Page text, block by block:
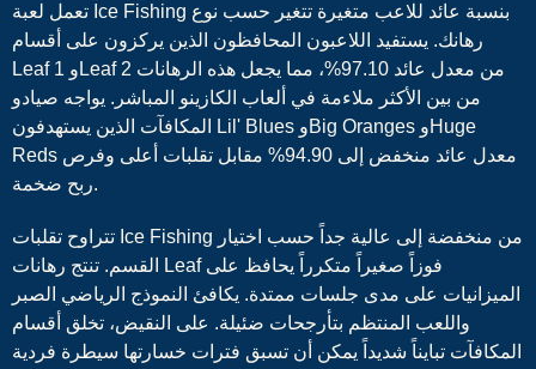
تعمل لعبة Ice Fishing بنسبة عائد للاعب متغيرة تتغير حسب نوع
رهانك. يستفيد اللاعبون المحافظون الذين يركزون على أقسام
Leaf 1 وLeaf 2 من معدل عائد 97.10%، مما يجعل هذه الرهانات
من بين الأكثر ملاءمة في ألعاب الكازينو المباشر. يواجه صيادو
المكافآت الذين يستهدفون Lil' Blues وBig Oranges وHuge
Reds معدل عائد منخفض إلى 94.90% مقابل تقلبات أعلى وفرص
ربح ضخمة.
تتراوح تقلبات Ice Fishing من منخفضة إلى عالية جداً حسب اختيار
القسم. تنتج رهانات Leaf فوزاً صغيراً متكرراً يحافظ على
الميزانيات على مدى جلسات ممتدة. يكافئ النموذج الرياضي الصبر
واللعب المنتظم بتأرجحات ضئيلة. على النقيض، تخلق أقسام
المكافآت تبايناً شديداً يمكن أن تسبق فترات خسارتها سيطرة فردية